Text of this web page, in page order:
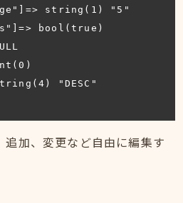
追加、変更など自由に編集す